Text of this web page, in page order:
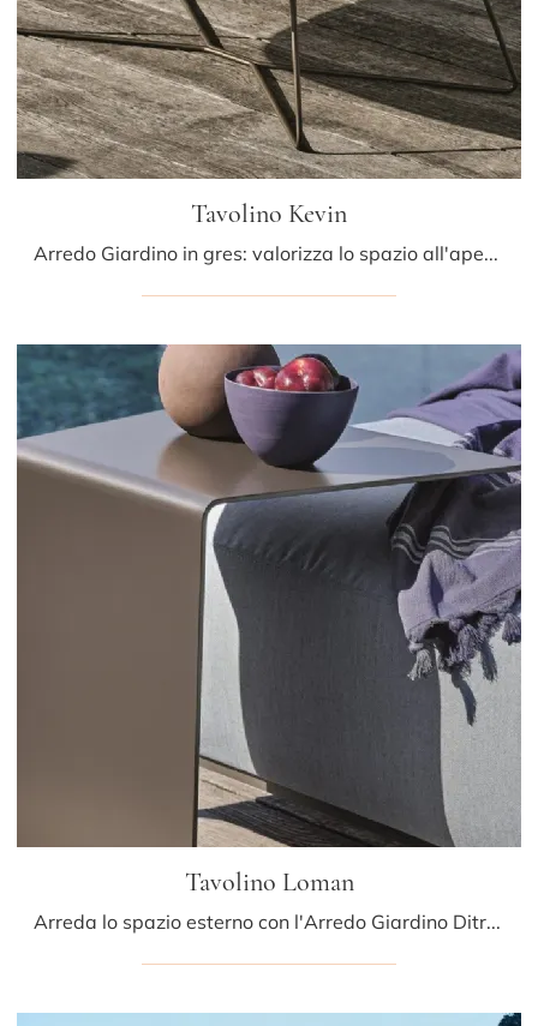
Tavolino Kevin
Arredo Giardino in gres: valorizza lo spazio all'aperto con svariate offerte di tavolini da giardino della marca Ditre Italia.
Tavolino Loman
Arreda lo spazio esterno con l'Arredo Giardino Ditre Italia! Set e tavolini da giardino in metallo, come il modello Tavolino Loman, ti aspettano!